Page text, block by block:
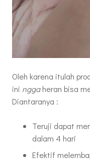
Oleh karena itulah
ini nggaheran bisa
Diantaranya :
Teruji dapat
dalam 4 hari
Efektif